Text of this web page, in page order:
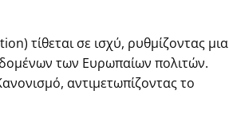
τίθεται σε ισχύ, ρυθμίζοντας μια
των Ευρωπαίων πολιτών.
αντιμετωπίζοντας το